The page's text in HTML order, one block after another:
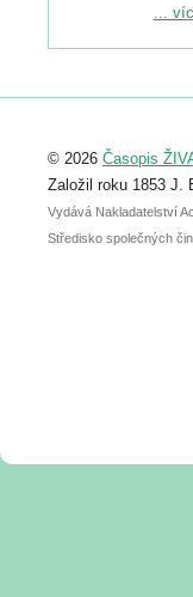
Podrobnější
Registrovat se
abstraktu
posteru je už 30.
...
© 2026 Časopis
Založil roku 1853 J.
Vydává Nakladatelství
Středisko společných